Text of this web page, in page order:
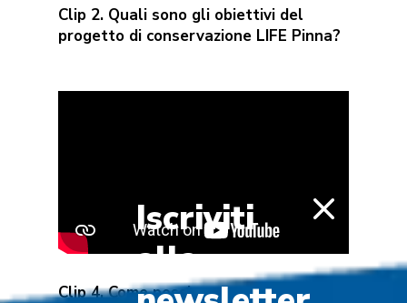
Clip 2. Quali sono gli obiettivi del
progetto di conservazione LIFE Pinna?
Clip 4. Come possiamo capire se le
Iscriviti
alla